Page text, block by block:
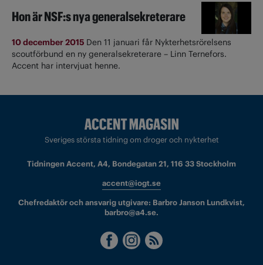
Hon är NSF:s nya generalsekreterare
10 december 2015 Den 11 januari får Nykterhetsrörelsens
scoutförbund en ny generalsekreterare – Linn Ternefors.
Accent har intervjuat henne.
Sveriges största tidning om droger och nykterhet
Tidningen Accent, A4, Bondegatan 21, 116 33 Stockholm
accent@iogt.se
Chefredaktör och ansvarig utgivare: Barbro Janson Lundkvist,
barbro@a4.se.